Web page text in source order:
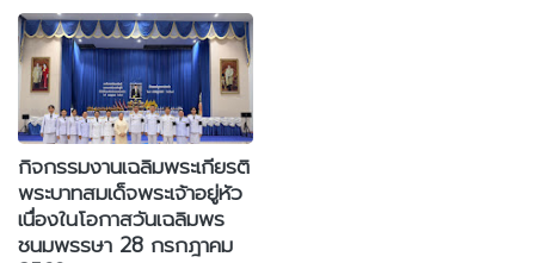
กิจกรรมงานเฉลิมพระเกียรติ
พระบาทสมเด็จพระเจ้าอยู่หัว
เนื่องในโอกาสวันเฉลิมพร
ชนมพรรษา 28 กรกฎาคม